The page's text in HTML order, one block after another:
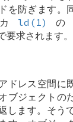
を防ぎます。
ld(1) の
要求されます。
ドレス空間に
ブジェクトの
します。そう